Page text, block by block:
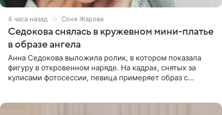
4 часа назад Соня Жарова
Седокова снялась в кружевном мини-платье
в образе ангела
Анна Седокова выложила ролик, в котором показала
фигуру в откровенном наряде. На кадрах, снятых за
кулисами фотосессии, певица примеряет образ с